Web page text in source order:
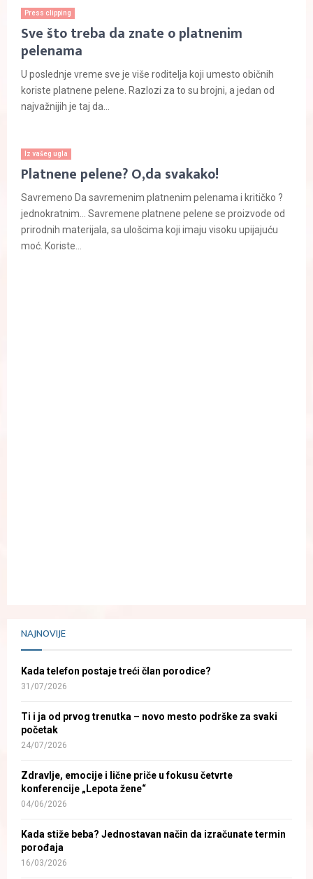
Press clipping
Sve što treba da znate o platnenim
pelenama
U poslednje vreme sve je više roditelja koji umesto običnih
koriste platnene pelene. Razlozi za to su brojni, a jedan od
najvažnijih je taj da...
Iz vašeg ugla
Platnene pelene? O,da svakako!
Savremeno Da savremenim platnenim pelenama i kritičko ?
jednokratnim… Savremene platnene pelene se proizvode od
prirodnih materijala, sa ulošcima koji imaju visoku upijajuću
moć. Koriste...
NAJNOVIJE
Kada telefon postaje treći član porodice?
31/07/2026
Ti i ja od prvog trenutka – novo mesto podrške za svaki
početak
24/07/2026
Zdravlje, emocije i lične priče u fokusu četvrte
konferencije „Lepota žene“
04/06/2026
Kada stiže beba? Jednostavan način da izračunate termin
porođaja
16/03/2026